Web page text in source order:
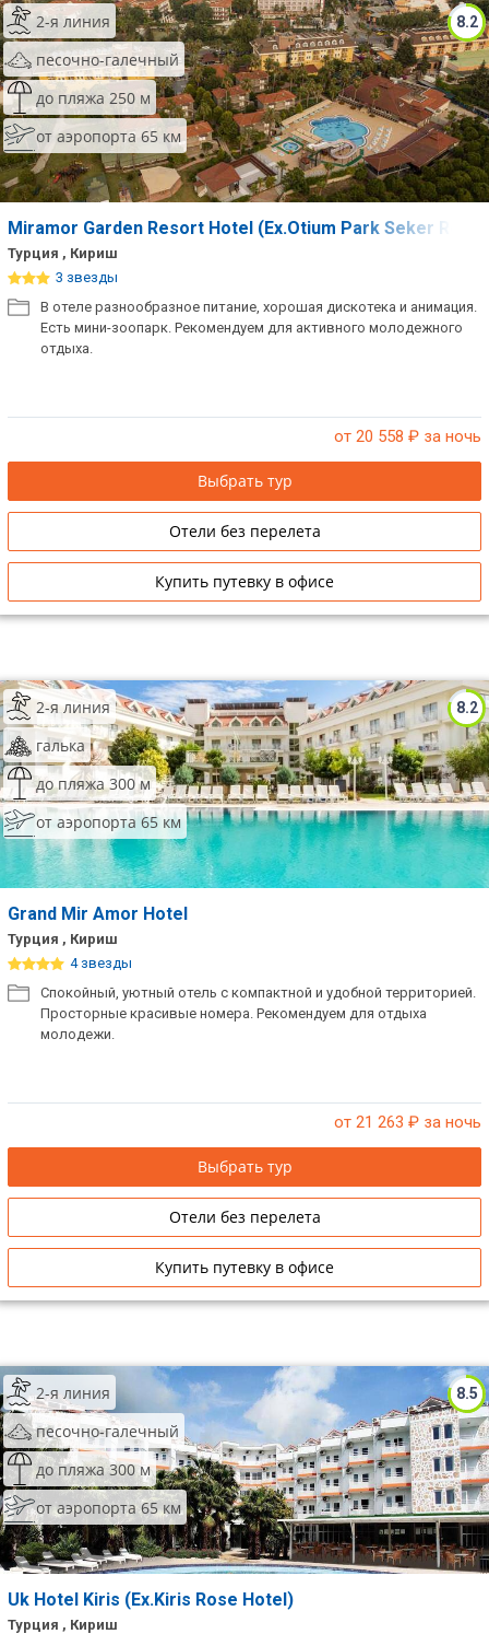
8.2
2-я линия
песочно-галечный
до пляжа 250 м
от аэропорта 65 км
Miramor Garden Resort Hotel (Ex.Otium Park Seker
Турция , Кириш
3 звезды
В отеле разнообразное питание, хорошая дискотека и анимация.
Есть мини-зоопарк. Рекомендуем для активного молодежного
отдыха.
от 20 558 ₽ за ночь
Выбрать тур
Отели без перелета
Купить путевку в офисе
8.2
2-я линия
галька
до пляжа 300 м
от аэропорта 65 км
Grand Mir Amor Hotel
Турция , Кириш
4 звезды
Спокойный, уютный отель с компактной и удобной территорией.
Просторные красивые номера. Рекомендуем для отдыха
молодежи.
от 21 263 ₽ за ночь
Выбрать тур
Отели без перелета
Купить путевку в офисе
8.5
2-я линия
песочно-галечный
до пляжа 300 м
от аэропорта 65 км
Uk Hotel Kiris (Ex.Kiris Rose Hotel)
Турция , Кириш